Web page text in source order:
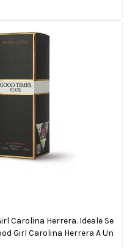
Carolina Herrera. Ideale Se
Girl Carolina Herrera A Un